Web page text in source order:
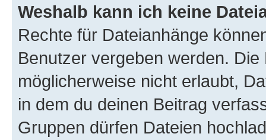
Weshalb kann ich keine
Rechte für Dateianhänge
Benutzer vergeben werden.
möglicherweise nicht erlaubt,
in dem du deinen Beitrag
Gruppen dürfen Dateien